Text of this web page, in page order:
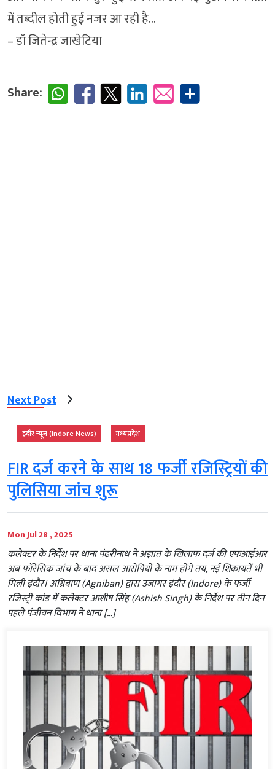
में तब्दील होती हुई नजर आ रही है…
– डॉ जितेन्द्र जाखेटिया
Share:
Next Post
इंदौर न्यूज़ (Indore News) मध्‍यप्रदेश
FIR दर्ज करने के साथ 18 फर्जी रजिस्ट्रियों की
पुलिसिया जांच शुरू
Mon Jul 28 , 2025
कलेक्टर के निर्देश पर थाना पंढरीनाथ ने अज्ञात के खिलाफ दर्ज की एफआईआर
अब फॉरेंसिक जांच के बाद असल आरोपियों के नाम होंगे तय, नई शिकायतें भी
मिली इंदौर। अग्रिबाण (Agniban) द्वारा उजागर इंदौर (Indore) के फर्जी
रजिस्ट्री कांड में कलेक्टर आशीष सिंह (Ashish Singh) के निर्देश पर तीन दिन
पहले पंजीयन विभाग ने थाना […]